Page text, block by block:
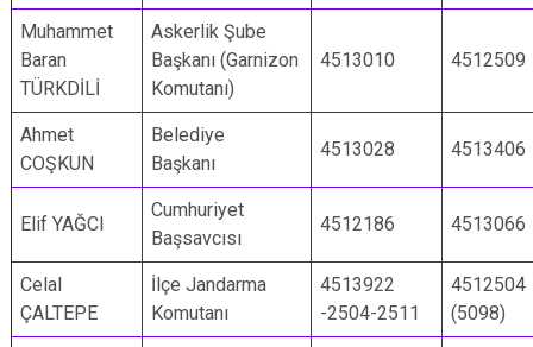
Karaçoban
Karayazı
Köprüköy
Narman
Uzundere
Muhammet
Baran
TÜRKDİLİ
Askerlik Şube
Başkanı (Garnizon
Komutanı)
4513010 4512509
Ahmet
COŞKUN
Belediye
Başkanı
4513028 4513406
Elif YAĞCI
Cumhuriyet
Başsavcısı
4512186 4513066
Celal
ÇALTEPE
İlçe Jandarma
Komutanı
4513922
-2504-2511
4512504
(5098)